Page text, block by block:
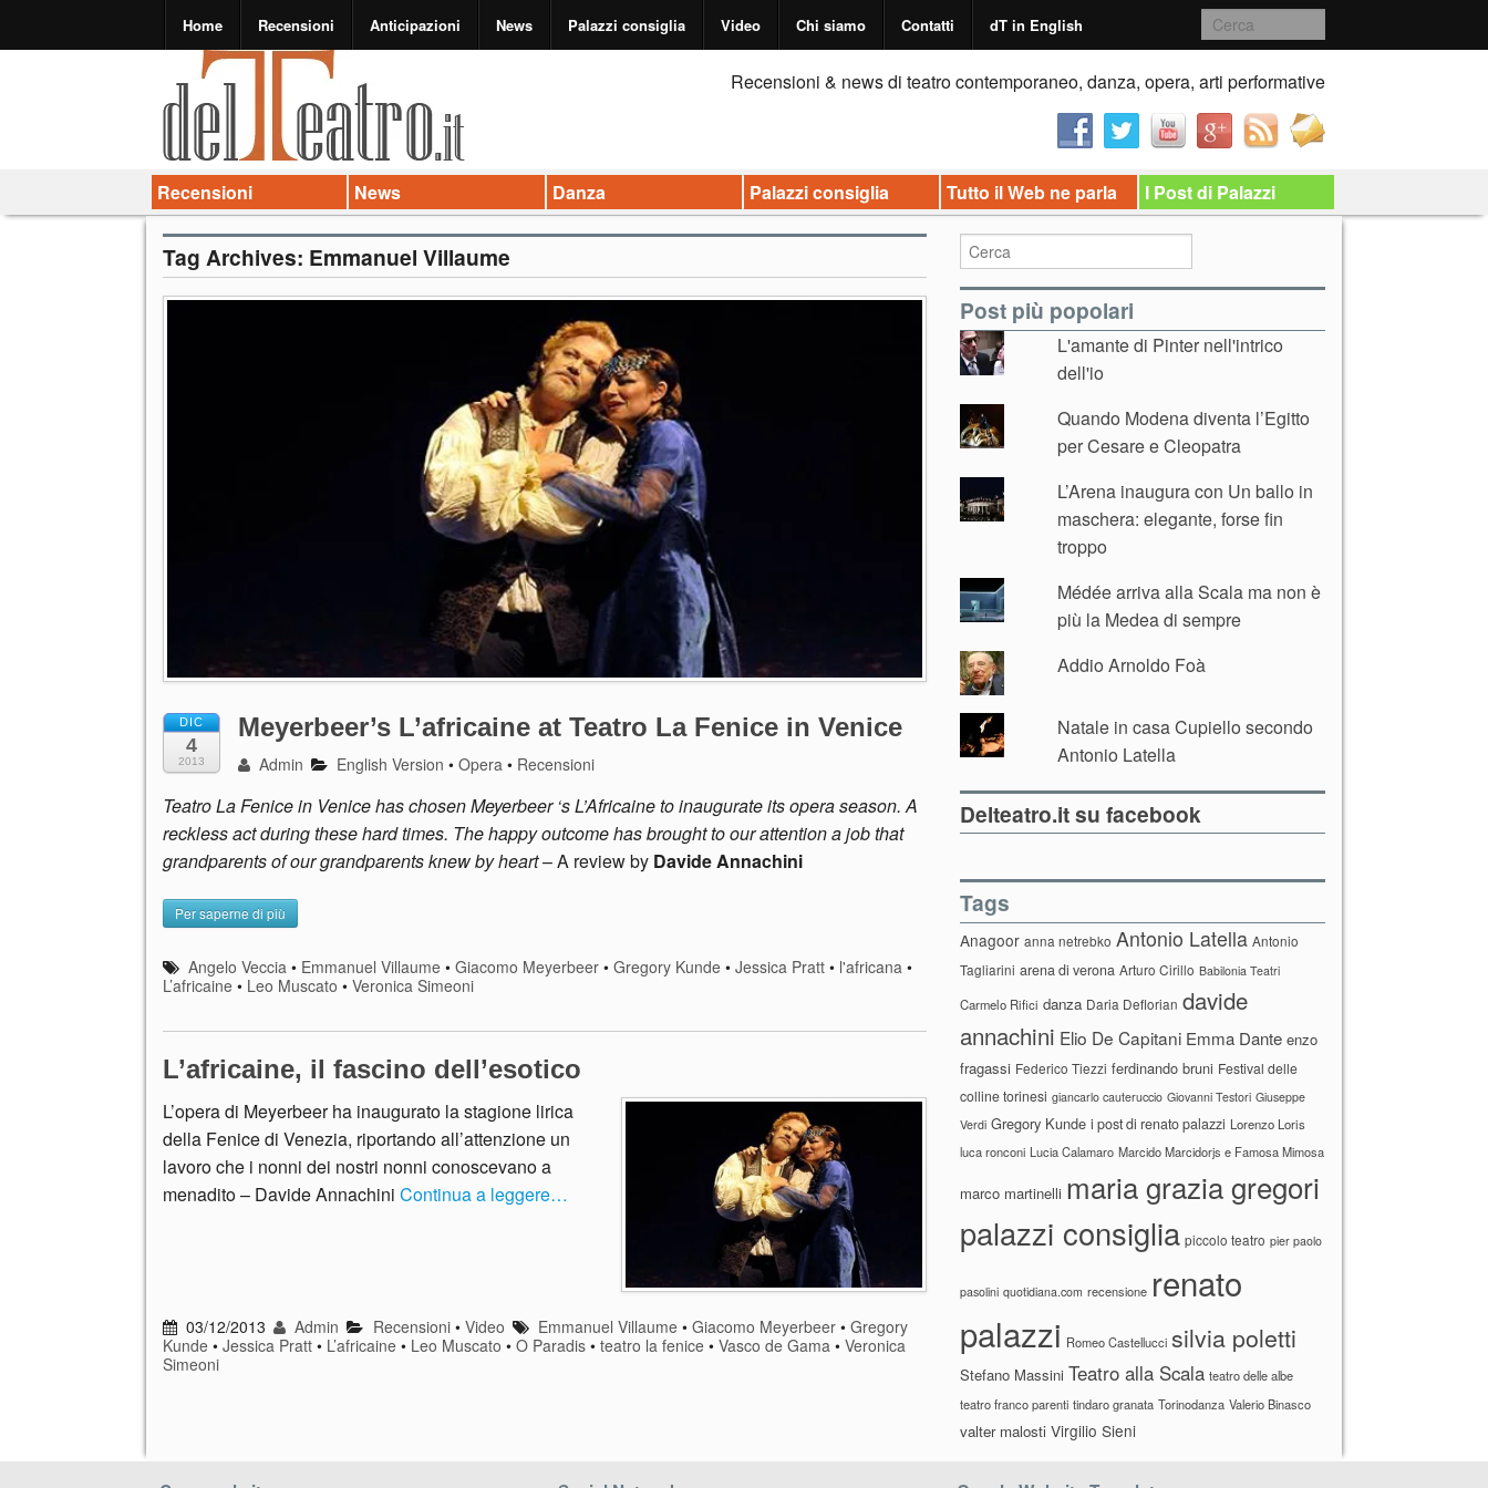
Home Recensioni Anticipazioni News Palazzi consiglia Video Chi siamo Contatti dT in English
Recensioni & news di teatro contemporaneo, danza, opera, arti performative
Recensioni News Danza Palazzi consiglia Tutto il Web ne parla I Post di Palazzi
Tag Archives: Emmanuel Villaume
DIC
4
2013
Meyerbeer’s L’africaine at Teatro La Fenice in Venice
Admin English Version •Opera • Recensioni
Teatro La Fenice in Venice has chosen Meyerbeer ‘s L’Africaine to inaugurate its opera season. A
reckless act during these hard times. The happy outcome has brought to our attention a job that
grandparents of our grandparents knew by heart– A review by Davide Annachini
Per saperne di più
Angelo Veccia • Emmanuel Villaume •Giacomo Meyerbeer •Gregory Kunde •Jessica Pratt • l'africana •
L’africaine • Leo Muscato • Veronica Simeoni
L’africaine, il fascino dell’esotico
L’opera di Meyerbeer ha inaugurato la stagione lirica
della Fenice di Venezia, riportando all’attenzione un
lavoro che i nonni dei nostri nonni conoscevano a
menadito – Davide Annachini Continua a leggere…
03/12/2013 Admin Recensioni• Video Emmanuel Villaume• Giacomo Meyerbeer• Gregory
Kunde • Jessica Pratt • L’africaine • Leo Muscato • O Paradis • teatro la fenice • Vasco de Gama • Veronica
Simeoni
Post più popolari
L'amante di Pinter nell'intrico
dell'io
Quando Modena diventa l’Egitto
per Cesare e Cleopatra
L’Arena inaugura con Un ballo in
maschera: elegante, forse fin
troppo
Médée arriva alla Scala ma non è
più la Medea di sempre
Addio Arnoldo Foà
Natale in casa Cupiello secondo
Antonio Latella
Delteatro.it su facebook
Tags
Anagoor anna netrebko Antonio Latella Antonio
Tagliarini arena di verona Arturo Cirillo Babilonia Teatri
Carmelo Rifici danza Daria Deflorian davide
annachini Elio De Capitani Emma Dante enzo
fragassi Federico Tiezzi ferdinando bruni Festival delle
colline torinesi giancarlo cauteruccio Giovanni Testori Giuseppe
Verdi Gregory Kunde i post di renato palazzi Lorenzo Loris
luca ronconi Lucia Calamaro Marcido Marcidorjs e Famosa Mimosa
marco martinelli maria grazia gregori
palazzi consiglia piccolo teatro pier paolo
pasolini quotidiana.com recensione renato
palazzi Romeo Castellucci silvia poletti
Stefano Massini Teatro alla Scala teatro delle albe
teatro franco parenti tindaro granata Torinodanza Valerio Binasco
valter malosti Virgilio Sieni